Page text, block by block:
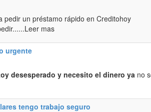
pedir un préstamo rápido en Creditohoy
mas
urgente
desesperado y necesito el dinero ya no
tengo trabajo seguro